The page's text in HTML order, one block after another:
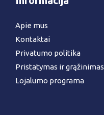
Apie mus
Kontaktai
Privatumo politika
Pristatymas ir grąžinimas
Lojalumo programa